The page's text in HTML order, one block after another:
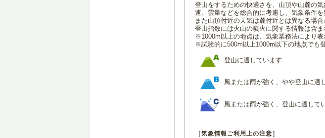
登山をするための快適さを、山頂や山麓の
速、雲量などを総合的に考慮し、気象条件を
また山頂付近の天気は麓付近とは異なる場
登山指数には火山の噴火に関する情報は含ま
※1000m以上の地点は、気象業務法により表
※試験的に500m以上1000m以下の地点でも
登山に適しています
風または雨が強く、やや登山に適
風または雨が強く、登山に適して
［気象情報ご利用上の注意］